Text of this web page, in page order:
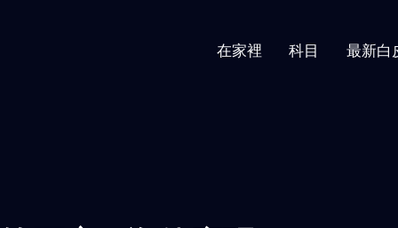
在家裡 科目 最新白